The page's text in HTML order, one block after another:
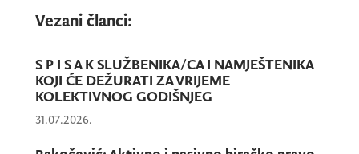
stomatološku zaštitu i rehabilitaciju lica sa
invaliditetom preko 26 godina pa do starosti
od 65 godina, povodom čega je neophodno
usaglasiti Zakon o zdravstvenoj zaštiti i
prateće pravilnike sa Zakonom o zabrani
diskriminacije i Zakonom o zabrani
Vezani članci:
S P I S A K SLUŽBENIKA/CA I NAMJEŠTENIKA
KOJI ĆE DEŽURATI ZA VRIJEME
KOLEKTIVNOG GODIŠNJEG
31.07.2026.